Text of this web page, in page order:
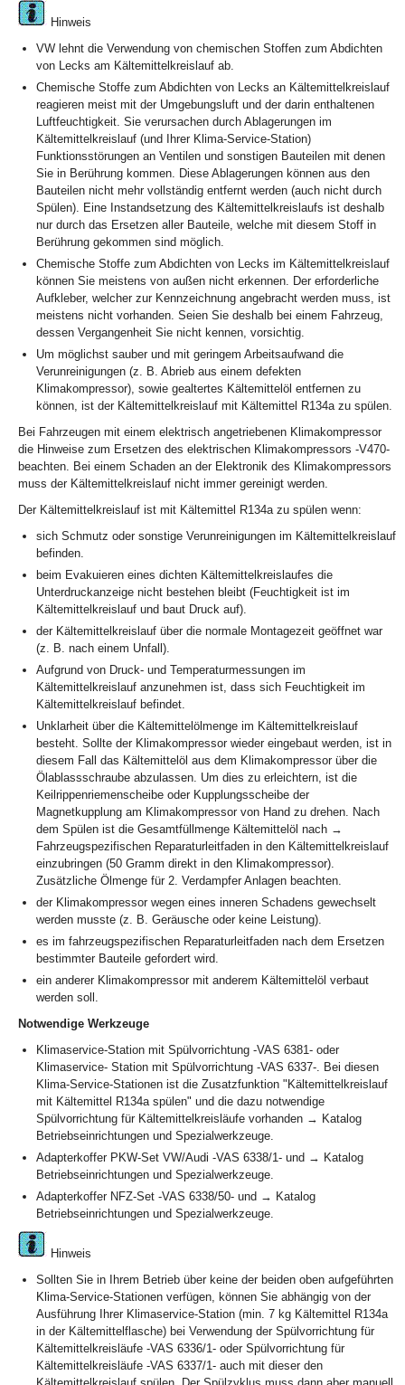
Hinweis
VW lehnt die Verwendung von chemischen Stoffen zum Abdichten
von Lecks am Kältemittelkreislauf ab.
Chemische Stoffe zum Abdichten von Lecks an Kältemittelkreislauf
reagieren meist mit der Umgebungsluft und der darin enthaltenen
Luftfeuchtigkeit. Sie verursachen durch Ablagerungen im
Kältemittelkreislauf (und Ihrer Klima-Service-Station)
Funktionsstörungen an Ventilen und sonstigen Bauteilen mit denen
Sie in Berührung kommen. Diese Ablagerungen können aus den
Bauteilen nicht mehr vollständig entfernt werden (auch nicht durch
Spülen). Eine Instandsetzung des Kältemittelkreislaufs ist deshalb
nur durch das Ersetzen aller Bauteile, welche mit diesem Stoff in
Berührung gekommen sind möglich.
Chemische Stoffe zum Abdichten von Lecks im Kältemittelkreislauf
können Sie meistens von außen nicht erkennen. Der erforderliche
Aufkleber, welcher zur Kennzeichnung angebracht werden muss, ist
meistens nicht vorhanden. Seien Sie deshalb bei einem Fahrzeug,
dessen Vergangenheit Sie nicht kennen, vorsichtig.
Um möglichst sauber und mit geringem Arbeitsaufwand die
Verunreinigungen (z. B. Abrieb aus einem defekten
Klimakompressor), sowie gealtertes Kältemittelöl entfernen zu
können, ist der Kältemittelkreislauf mit Kältemittel R134a zu spülen.
Bei Fahrzeugen mit einem elektrisch angetriebenen Klimakompressor
die Hinweise zum Ersetzen des elektrischen Klimakompressors -V470-
beachten. Bei einem Schaden an der Elektronik des Klimakompressors
muss der Kältemittelkreislauf nicht immer gereinigt werden.
Der Kältemittelkreislauf ist mit Kältemittel R134a zu spülen wenn:
sich Schmutz oder sonstige Verunreinigungen im Kältemittelkreislauf
befinden.
beim Evakuieren eines dichten Kältemittelkreislaufes die
Unterdruckanzeige nicht bestehen bleibt (Feuchtigkeit ist im
Kältemittelkreislauf und baut Druck auf).
der Kältemittelkreislauf über die normale Montagezeit geöffnet war
(z. B. nach einem Unfall).
Aufgrund von Druck- und Temperaturmessungen im
Kältemittelkreislauf anzunehmen ist, dass sich Feuchtigkeit im
Kältemittelkreislauf befindet.
Unklarheit über die Kältemittelölmenge im Kältemittelkreislauf
besteht. Sollte der Klimakompressor wieder eingebaut werden, ist in
diesem Fall das Kältemittelöl aus dem Klimakompressor über die
Ölablassschraube abzulassen. Um dies zu erleichtern, ist die
Keilrippenriemenscheibe oder Kupplungsscheibe der
Magnetkupplung am Klimakompressor von Hand zu drehen. Nach
dem Spülen ist die Gesamtfüllmenge Kältemittelöl nach →
Fahrzeugspezifischen Reparaturleitfaden in den Kältemittelkreislauf
einzubringen (50 Gramm direkt in den Klimakompressor).
Zusätzliche Ölmenge für 2. Verdampfer Anlagen beachten.
der Klimakompressor wegen eines inneren Schadens gewechselt
werden musste (z. B. Geräusche oder keine Leistung).
es im fahrzeugspezifischen Reparaturleitfaden nach dem Ersetzen
bestimmter Bauteile gefordert wird.
ein anderer Klimakompressor mit anderem Kältemittelöl verbaut
werden soll.
Notwendige Werkzeuge
Klimaservice-Station mit Spülvorrichtung -VAS 6381- oder
Klimaservice- Station mit Spülvorrichtung -VAS 6337-. Bei diesen
Klima-Service-Stationen ist die Zusatzfunktion "Kältemittelkreislauf
mit Kältemittel R134a spülen" und die dazu notwendige
Spülvorrichtung für Kältemittelkreisläufe vorhanden → Katalog
Betriebseinrichtungen und Spezialwerkzeuge.
Adapterkoffer PKW-Set VW/Audi -VAS 6338/1- und → Katalog
Betriebseinrichtungen und Spezialwerkzeuge.
Adapterkoffer NFZ-Set -VAS 6338/50- und → Katalog
Betriebseinrichtungen und Spezialwerkzeuge.
Hinweis
Sollten Sie in Ihrem Betrieb über keine der beiden oben aufgeführten
Klima-Service-Stationen verfügen, können Sie abhängig von der
Ausführung Ihrer Klimaservice-Station (min. 7 kg Kältemittel R134a
in der Kältemittelflasche) bei Verwendung der Spülvorrichtung für
Kältemittelkreisläufe -VAS 6336/1- oder Spülvorrichtung für
Kältemittelkreisläufe -VAS 6337/1- auch mit dieser den